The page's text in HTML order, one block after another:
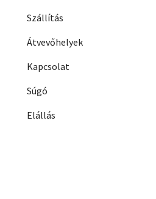
Szállítás
Átvevőhelyek
Kapcsolat
Súgó
Elállás